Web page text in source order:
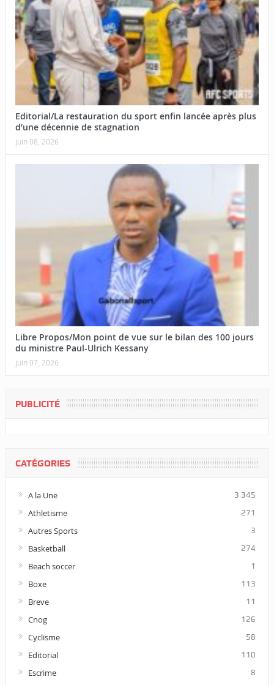
Editorial/La restauration du sport enfin lancée après plus
d’une décennie de stagnation
juin 08, 2026
Libre Propos/Mon point de vue sur le bilan des 100 jours
du ministre Paul-Ulrich Kessany
juin 07, 2026
PUBLICITÉ
CATÉGORIES
A la Une 3 345
Athletisme 271
Autres Sports 3
Basketball 274
Beach soccer 1
Boxe 113
Breve 11
Cnog 126
Cyclisme 58
Editorial 110
Escrime 8